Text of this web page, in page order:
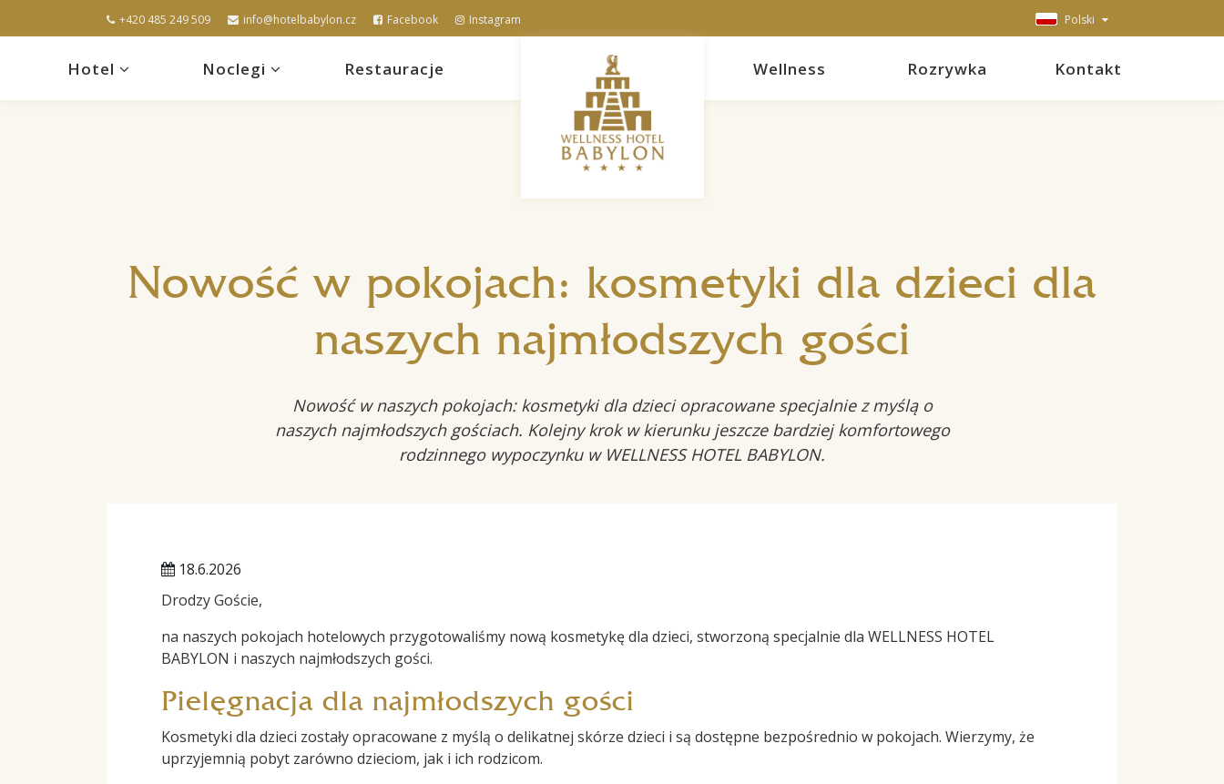
+420 485 249 509 info@hotelbabylon.cz Facebook Instagram Polski
Hotel Noclegi Restauracje Wellness Rozrywka Kontakt
Nowość w pokojach: kosmetyki dla dzieci dla
naszych najmłodszych gości
Nowość w naszych pokojach: kosmetyki dla dzieci opracowane specjalnie z myślą o
naszych najmłodszych gościach. Kolejny krok w kierunku jeszcze bardziej komfortowego
rodzinnego wypoczynku w WELLNESS HOTEL BABYLON.
18.6.2026
Drodzy Goście,
na naszych pokojach hotelowych przygotowaliśmy nową kosmetykę dla dzieci, stworzoną specjalnie dla WELLNESS HOTEL
BABYLON i naszych najmłodszych gości.
Pielęgnacja dla najmłodszych gości
Kosmetyki dla dzieci zostały opracowane z myślą o delikatnej skórze dzieci i są dostępne bezpośrednio w pokojach. Wierzymy, że
uprzyjemnią pobyt zarówno dzieciom, jak i ich rodzicom.